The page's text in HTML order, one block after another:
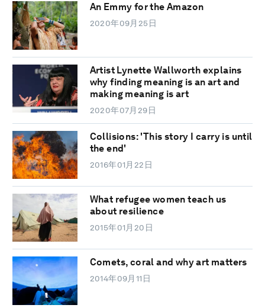
An Emmy for the Amazon
2020年09月25日
Artist Lynette Wallworth explains
why finding meaning is an art and
making meaning is art
2020年07月29日
Collisions: 'This story I carry is until
the end'
2016年01月22日
What refugee women teach us
about resilience
2015年01月20日
Comets, coral and why art matters
2014年09月11日